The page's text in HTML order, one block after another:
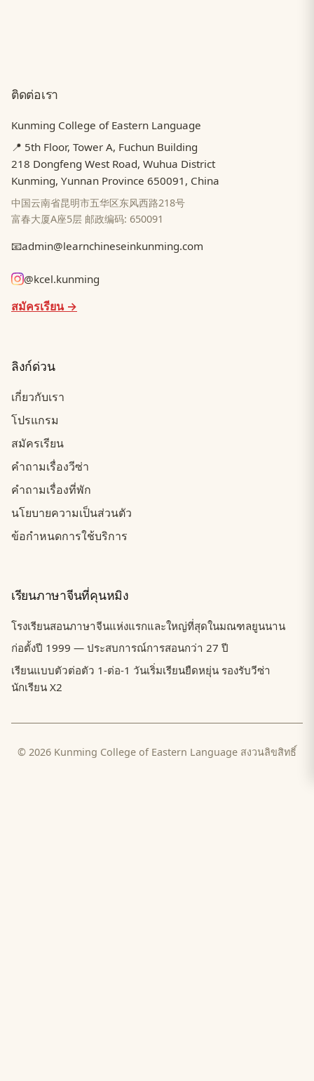
ติดต่อเรา
Kunming College of Eastern Language
📍 5th Floor, Tower A, Fuchun Building
218 Dongfeng West Road, Wuhua District
Kunming, Yunnan Province 650091, China
中国云南省昆明市五华区东风西路218号
富春大厦A座5层 邮政编码: 650091
📧admin@learnchineseinkunming.com
@kcel.kunming
สมัครเรียน →
ลิงก์ด่วน
เกี่ยวกับเรา
โปรแกรม
สมัครเรียน
คำถามเรื่องวีซ่า
คำถามเรื่องที่พัก
นโยบายความเป็นส่วนตัว
ข้อกำหนดการใช้บริการ
เรียนภาษาจีนที่คุนหมิง
โรงเรียนสอนภาษาจีนแห่งแรกและใหญ่ที่สุดในมณฑลยูนนาน
ก่อตั้งปี 1999 — ประสบการณ์การสอนกว่า 27 ปี
เรียนแบบตัวต่อตัว 1-ต่อ-1 วันเริ่มเรียนยืดหยุ่น รองรับวีซ่า
นักเรียน X2
© 2026 Kunming College of Eastern Language สงวนลิขสิทธิ์